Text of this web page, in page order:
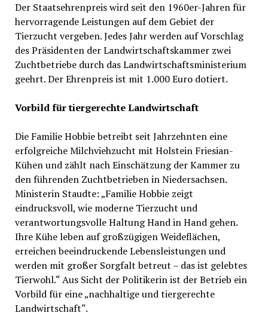
Der Staatsehrenpreis wird seit den 1960er-Jahren für
hervorragende Leistungen auf dem Gebiet der
Tierzucht vergeben. Jedes Jahr werden auf Vorschlag
des Präsidenten der Landwirtschaftskammer zwei
Zuchtbetriebe durch das Landwirtschaftsministerium
geehrt. Der Ehrenpreis ist mit 1.000 Euro dotiert.
Vorbild für tiergerechte Landwirtschaft
Die Familie Hobbie betreibt seit Jahrzehnten eine
erfolgreiche Milchviehzucht mit Holstein Friesian-
Kühen und zählt nach Einschätzung der Kammer zu
den führenden Zuchtbetrieben in Niedersachsen.
Ministerin Staudte: „Familie Hobbie zeigt
eindrucksvoll, wie moderne Tierzucht und
verantwortungsvolle Haltung Hand in Hand gehen.
Ihre Kühe leben auf großzügigen Weideflächen,
erreichen beeindruckende Lebensleistungen und
werden mit großer Sorgfalt betreut – das ist gelebtes
Tierwohl.“ Aus Sicht der Politikerin ist der Betrieb ein
Vorbild für eine „nachhaltige und tiergerechte
Landwirtschaft“.